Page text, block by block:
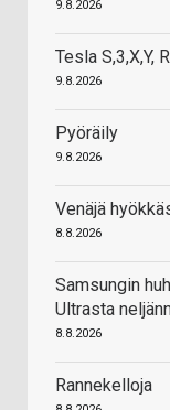
9.8.2026
Tesla S,3,X,Y,
9.8.2026
Pyöräily
9.8.2026
Venäjä
8.8.2026
Samsungin
Ultrasta
8.8.2026
Rannekelloja